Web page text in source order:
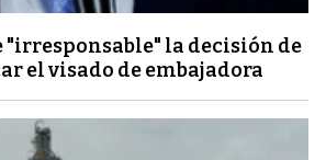
"irresponsable" la decisión de
el visado de embajadora